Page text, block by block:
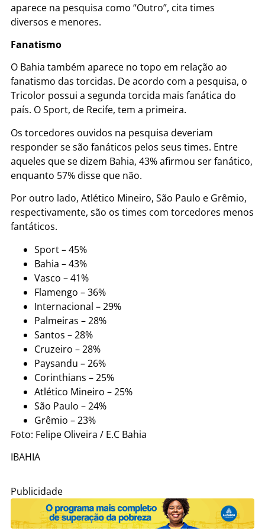
aparece na pesquisa como “Outro”, cita times
diversos e menores.
Fanatismo
O Bahia também aparece no topo em relação ao
fanatismo das torcidas. De acordo com a pesquisa, o
Tricolor possui a segunda torcida mais fanática do
país. O Sport, de Recife, tem a primeira.
Os torcedores ouvidos na pesquisa deveriam
responder se são fanáticos pelos seus times. Entre
aqueles que se dizem Bahia, 43% afirmou ser fanático,
enquanto 57% disse que não.
Por outro lado, Atlético Mineiro, São Paulo e Grêmio,
respectivamente, são os times com torcedores menos
fantáticos.
Sport – 45%
Bahia – 43%
Vasco – 41%
Flamengo – 36%
Internacional – 29%
Palmeiras – 28%
Santos – 28%
Cruzeiro – 28%
Paysandu – 26%
Corinthians – 25%
Atlético Mineiro – 25%
São Paulo – 24%
Grêmio – 23%
Foto: Felipe Oliveira / E.C Bahia
IBAHIA
Publicidade